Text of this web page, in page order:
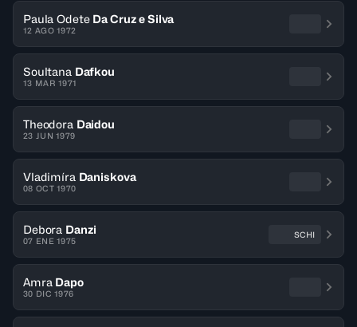
Paula Odete Da Cruz e Silva
12 AGO 1972
Soultana Dafkou
13 MAR 1971
Theodora Daidou
23 JUN 1979
Vladimíra Daniskova
08 OCT 1970
Debora Danzi
07 ENE 1975
SCHI
Amra Dapo
30 DIC 1976